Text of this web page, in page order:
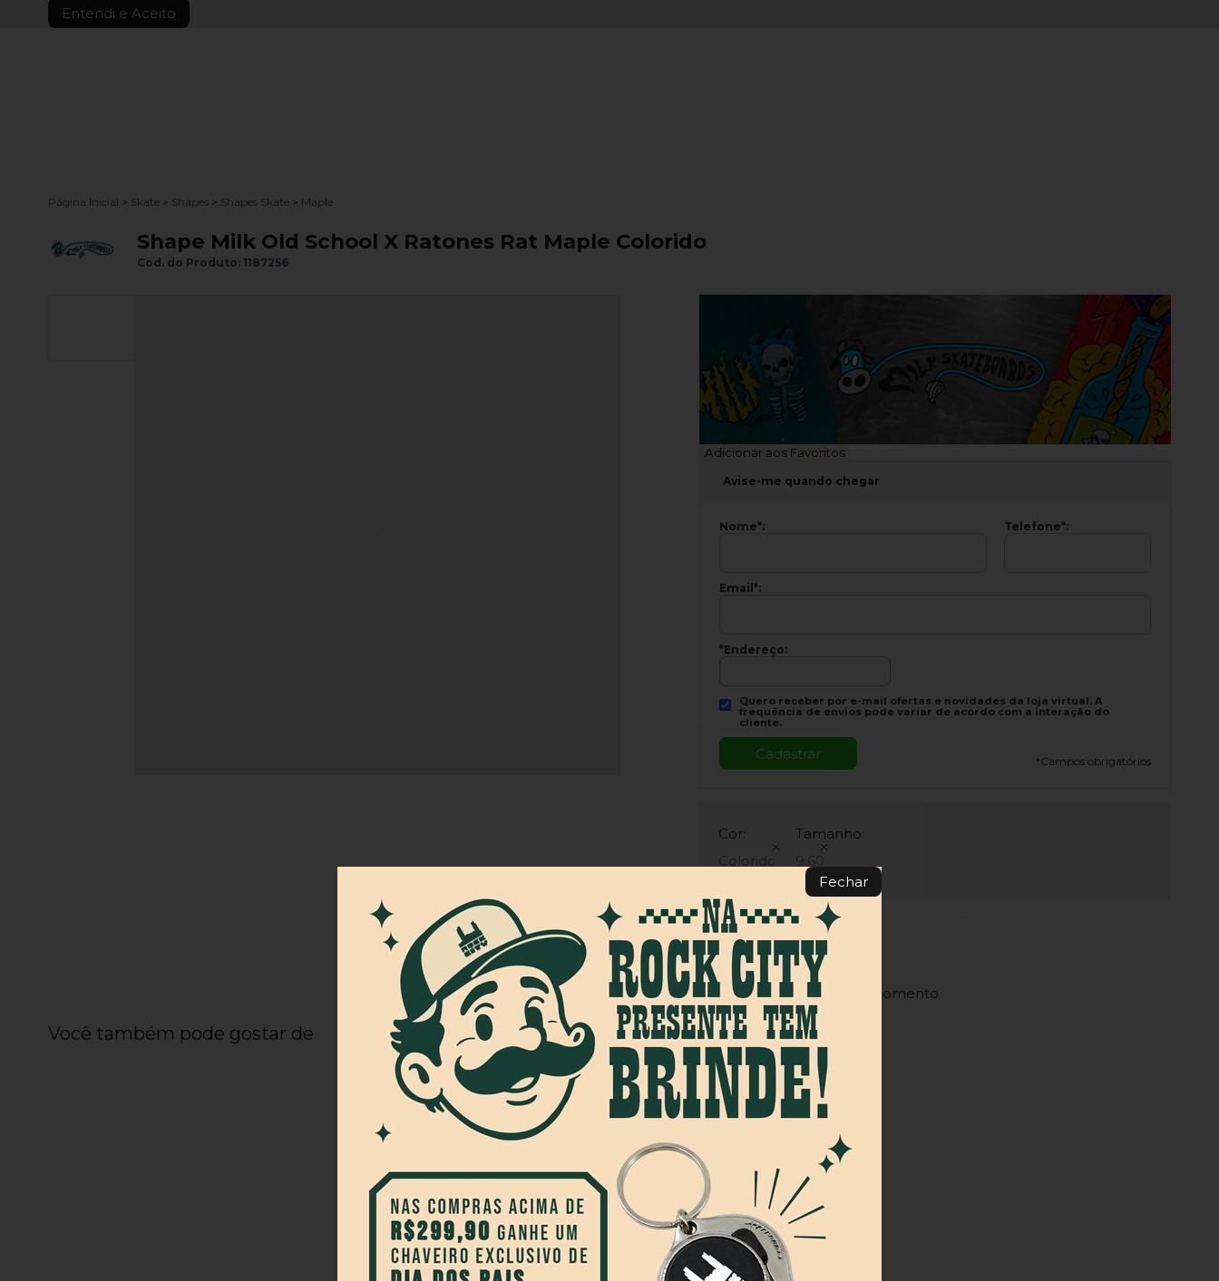
Entendi e Aceito
Página Inicial > Skate > Shapes > Shapes Skate > Maple
Shape Milk Old School X Ratones Rat Maple Colorido
Cod. do Produto: 1187256
Adicionar aos Favoritos
Avise-me quando chegar
Nome*: Telefone*:
Email *:
*Endereço:
Quero receber por e-mail ofertas e novidades da loja virtual. A
frequência de envios pode variar de acordo com a interação do
cliente.
*Campos obrigatórios
Cor:
Colorido
Tamanho:
9.60
Produto Indisponível no Momento
Você também pode gostar de
Fechar